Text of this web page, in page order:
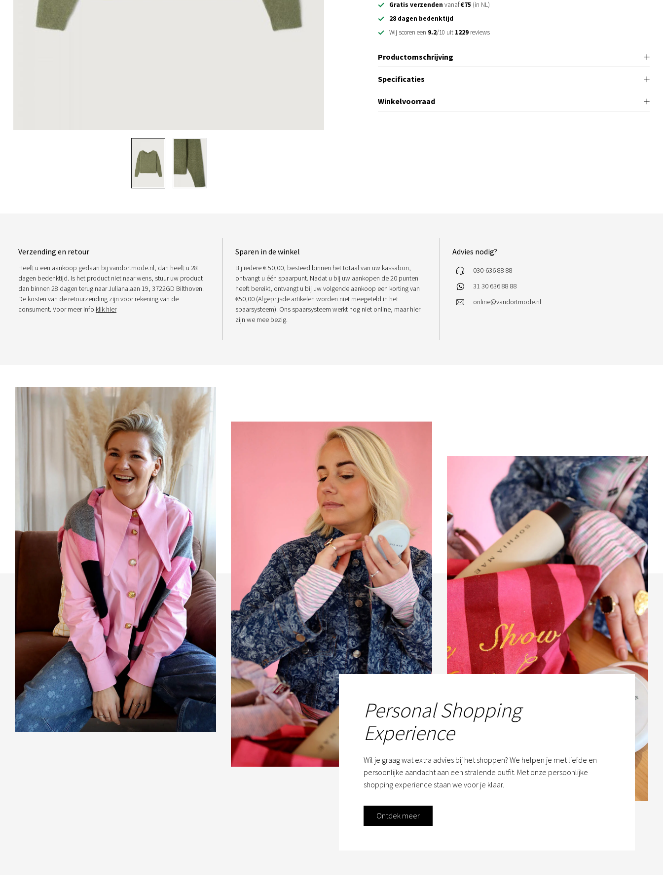
Gratis verzenden vanaf€75 (in NL)
28 dagen bedenktijd
Wij scoren een 9.2/10 uit 1229 reviews
Productomschrijving
Specificaties
Winkelvoorraad
Verzending en retour
Heeft u een aankoop gedaan bij vandortmode.nl, dan heeft u 28
dagen bedenktijd. Is het product niet naar wens, stuur uw product
dan binnen 28 dagen terug naar Julianalaan 19, 3722GD Bilthoven.
De kosten van de retourzending zijn voor rekening van de
consument. Voor meer info klik hier
Sparen in de winkel
Bij iedere € 50,00, besteed binnen het totaal van uw kassabon,
ontvangt u één spaarpunt. Nadat u bij uw aankopen de 20 punten
heeft bereikt, ontvangt u bij uw volgende aankoop een korting van
€50,00 (Afgeprijsde artikelen worden niet meegeteld in het
spaarsysteem). Ons spaarsysteem werkt nog niet online, maar hier
zijn we mee bezig.
Advies nodig?
030-636 88 88
31 30 636 88 88
online@vandortmode.nl
Personal Shopping
Experience
Wil je graag wat extra advies bij het shoppen? We helpen je met liefde en
persoonlijke aandacht aan een stralende outfit. Met onze persoonlijke
shopping experience staan we voor je klaar.
Ontdek meer